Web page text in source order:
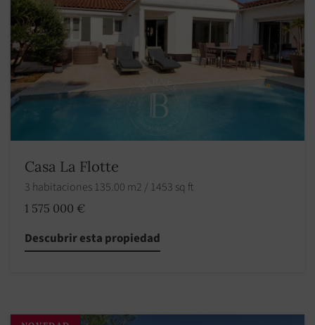
Casa La Flotte
3 habitaciones 135.00 m2 / 1453 sq ft
1 575 000 €
Descubrir esta propiedad